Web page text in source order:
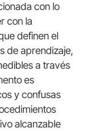
con lo
con la
definen el
de aprendizaje,
a través
es
y confusas
alcanzable